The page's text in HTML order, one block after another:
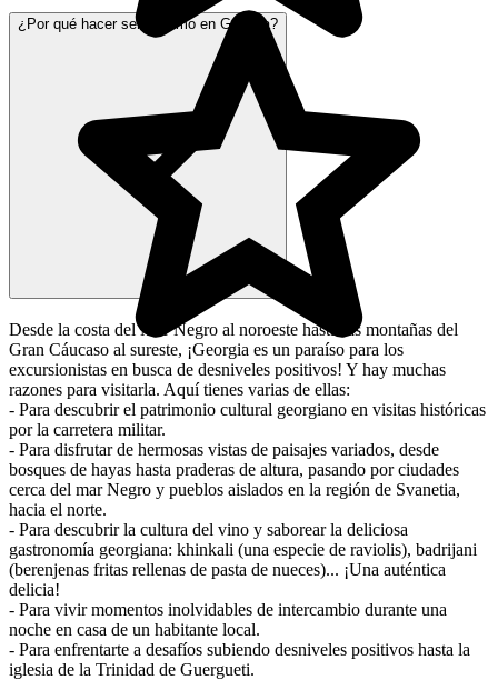
¿Por qué hacer senderismo en Georgia?
Desde la costa del Mar Negro al noroeste hasta las montañas del
Gran Cáucaso al sureste, ¡Georgia es un paraíso para los
excursionistas en busca de desniveles positivos! Y hay muchas
razones para visitarla. Aquí tienes varias de ellas:
- Para descubrir el patrimonio cultural georgiano en visitas históricas
por la carretera militar.
- Para disfrutar de hermosas vistas de paisajes variados, desde
bosques de hayas hasta praderas de altura, pasando por ciudades
cerca del mar Negro y pueblos aislados en la región de Svanetia,
hacia el norte.
- Para descubrir la cultura del vino y saborear la deliciosa
gastronomía georgiana: khinkali (una especie de raviolis), badrijani
(berenjenas fritas rellenas de pasta de nueces)... ¡Una auténtica
delicia!
- Para vivir momentos inolvidables de intercambio durante una
noche en casa de un habitante local.
- Para enfrentarte a desafíos subiendo desniveles positivos hasta la
iglesia de la Trinidad de Guergueti.